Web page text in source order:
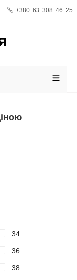
+380 63 308 46 25
34
36
38